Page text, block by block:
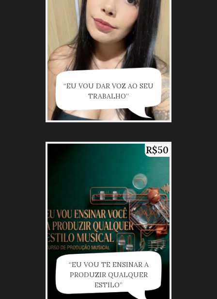
“EU VOU DAR VOZ AO SEU
TRABALHO”
R$50
“EU VOU TE ENSINAR A
PRODUZIR QUALQUER
ESTILO”